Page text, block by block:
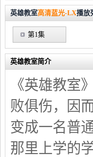
英雄教室高清蓝光-LX播放
第1集
英雄教室简介
《英雄教室
败俱伤，因
变成一名普
那里上学的